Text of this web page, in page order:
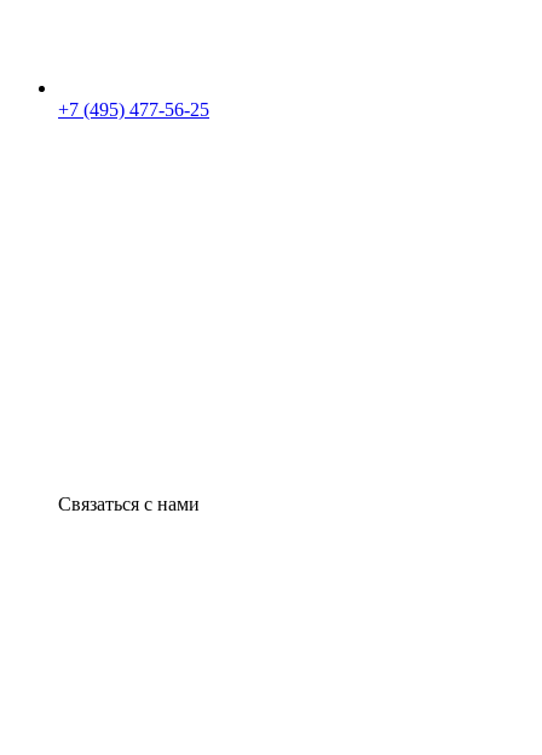
+7 (495) 477-56-25
Связаться с нами